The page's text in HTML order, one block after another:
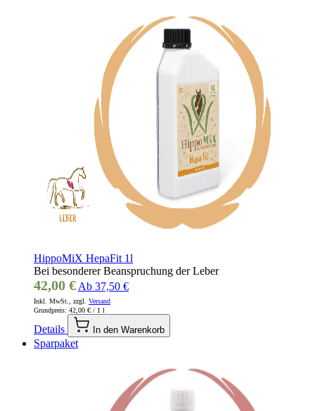
HippoMiX HepaFit 1l
Bei besonderer Beanspruchung der Leber
42,00 € Ab 37,50 €
Inkl. MwSt., zzgl. Versand
Grundpreis: 42,00 € / 1 l
Details In den Warenkorb
Sparpaket